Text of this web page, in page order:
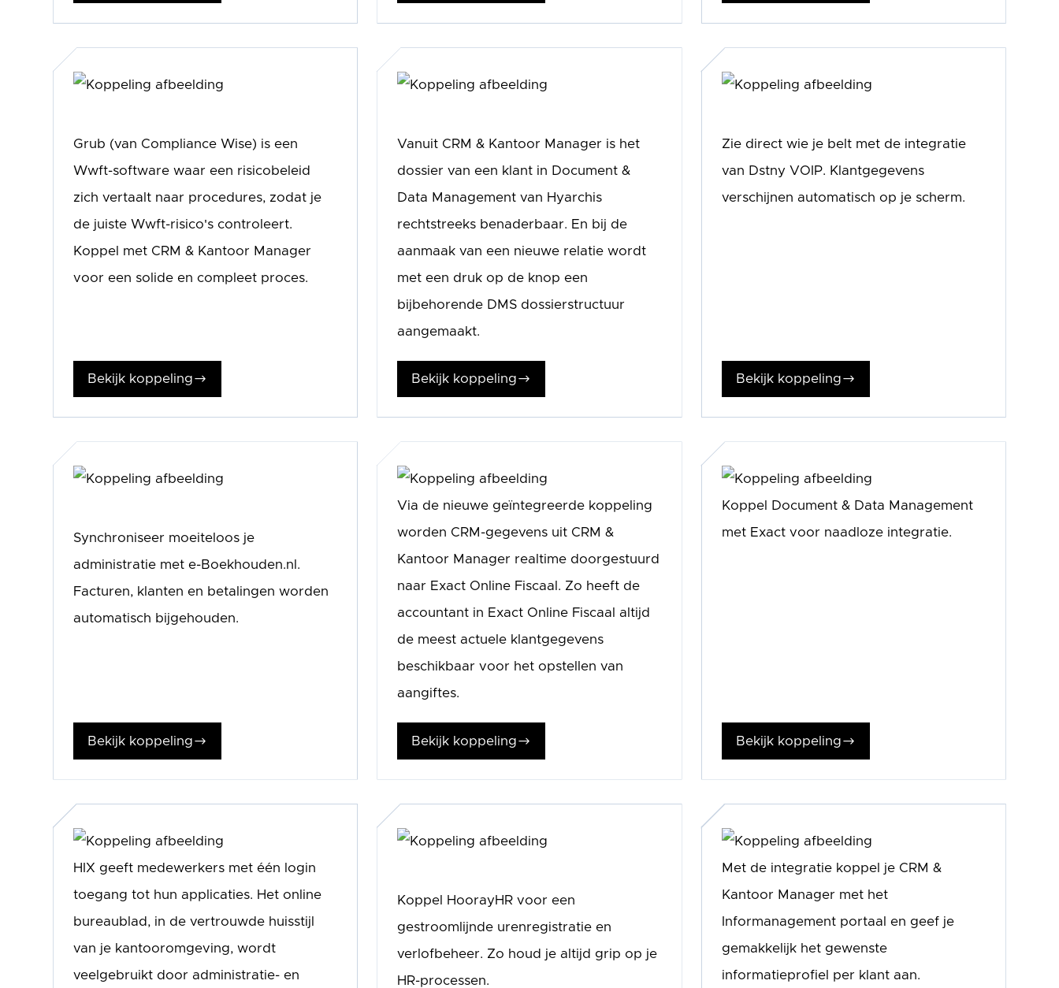
Grub (van Compliance Wise) is een
Wwft-software waar een risicobeleid
zich vertaalt naar procedures, zodat je
de juiste Wwft-risico's controleert.
Koppel met CRM & Kantoor Manager
voor een solide en compleet proces.
Bekijk koppeling$
Vanuit CRM & Kantoor Manager is het
dossier van een klant in Document &
Data Management van Hyarchis
rechtstreeks benaderbaar. En bij de
aanmaak van een nieuwe relatie wordt
met een druk op de knop een
bijbehorende DMS dossierstructuur
aangemaakt.
Bekijk koppeling$
Zie direct wie je belt met de integratie
van Dstny VOIP. Klantgegevens
verschijnen automatisch op je scherm.
Bekijk koppeling$
Synchroniseer moeiteloos je
administratie met e-Boekhouden.nl.
Facturen, klanten en betalingen worden
automatisch bijgehouden.
Bekijk koppeling$
Via de nieuwe geïntegreerde koppeling
worden CRM-gegevens uit CRM &
Kantoor Manager realtime doorgestuurd
naar Exact Online Fiscaal. Zo heeft de
accountant in Exact Online Fiscaal altijd
de meest actuele klantgegevens
beschikbaar voor het opstellen van
aangiftes.
Bekijk koppeling$
Koppel Document & Data Management
met Exact voor naadloze integratie.
Bekijk koppeling$
HIX geeft medewerkers met één login
toegang tot hun applicaties. Het online
bureaublad, in de vertrouwde huisstijl
van je kantooromgeving, wordt
veelgebruikt door administratie- en
Koppel HoorayHR voor een
gestroomlijnde urenregistratie en
verlofbeheer. Zo houd je altijd grip op je
HR-processen.
Met de integratie koppel je CRM &
Kantoor Manager met het
Informanagement portaal en geef je
gemakkelijk het gewenste
informatieprofiel per klant aan.